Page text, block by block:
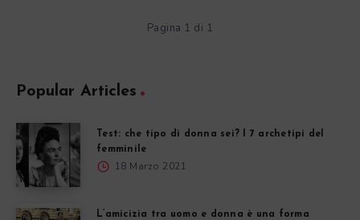
Pagina 1 di 1
Popular Articles
Test: che tipo di donna sei? I 7 archetipi del
femminile
18 Marzo 2021
L’amicizia tra uomo e donna è una forma